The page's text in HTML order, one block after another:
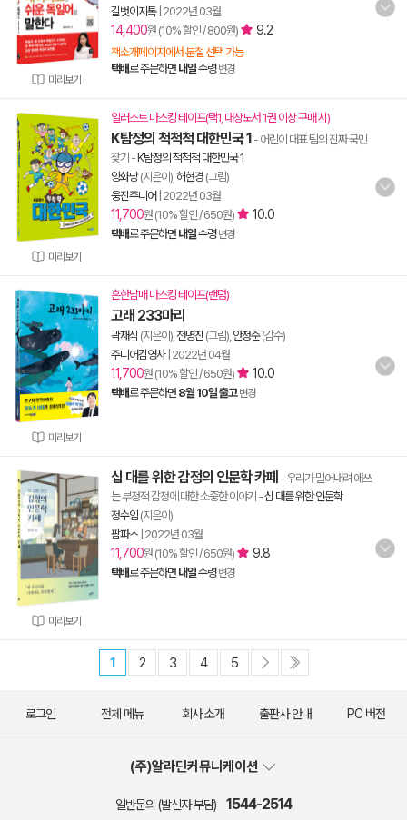
미리보기
길벗이지톡| 2022년 03월
14,400원 (10% 할인 / 800원) 9.2
책소개페이지에서 분철 선택 가능
택배로 주문하면 내일수령 변경
미리보기
일러스트 마스킹 테이프(택1, 대상도서 1권 이상 구매 시)
K탐정의 척척척 대한민국 1 - 어린이 대표 팀의 진짜 국민
찾기 -K탐정의 척척척 대한민국 1
양화당(지은이), 허현경 (그림)
웅진주니어 2022년 03월
11,700원 (10% 할인 / 650원) 10.0
택배로 주문하면 내일수령 변경
미리보기
흔한남매 마스킹 테이프(랜덤)
고래 233마리
곽재식 (지은이), 전명진 (그림), 안정준(감수)
주니어김영사| 2022년 04월
11,700원 (10% 할인 / 650원) 10.0
택배로 주문하면 8월 10일 출고 변경
미리보기
십 대를 위한 감정의 인문학 카페 - 우리가 밀어내려 애쓰
는 부정적 감정에 대한 소중한 이야기 -십 대를 위한 인문학
정수임 (지은이)
팜파스| 2022년 03월
11,700원 (10% 할인 / 650원) 9.8
택배로 주문하면 내일수령 변경
1 2 3 4 5
로그인 전체 메뉴 회사 소개 출판사 안내 PC 버전
(주)알라딘커뮤니케이션
일반문의 (발신자 부담) 1544-2514